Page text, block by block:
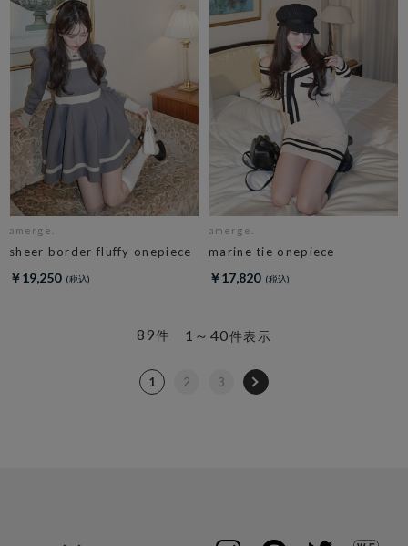
amerge.
sheer border fluffy onepiece
￥19,250
amerge.
marine tie onepiece
￥17,820
1～40件表示
89件
1 2 3